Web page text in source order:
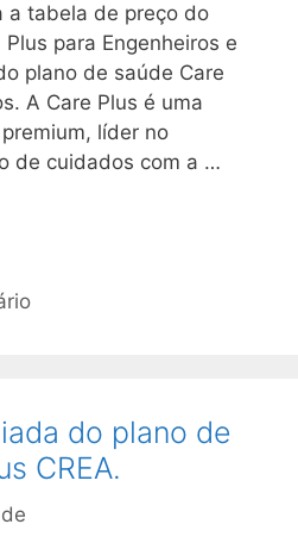
a tabela de preço do
para Engenheiros e
plano de saúde Care
A Care Plus é uma
líder no
de cuidados com a …
do plano de
CREA.